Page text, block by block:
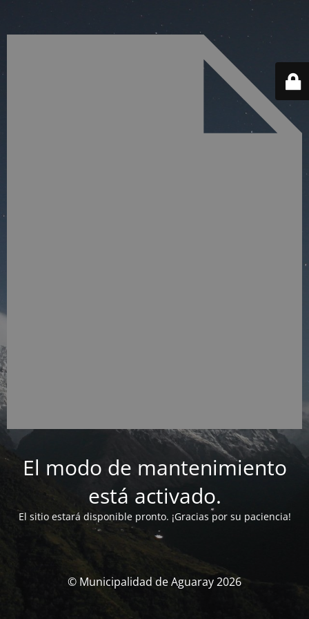
El modo de mantenimiento
está activado.
El sitio estará disponible pronto. ¡Gracias por su paciencia!
© Municipalidad de Aguaray 2026